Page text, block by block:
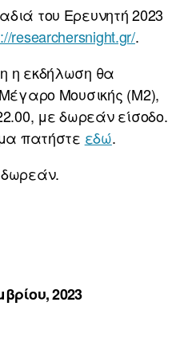
του Ερευνητή 2023
researchersnight.gr/.
η εκδήλωση θα
Μουσικής (Μ2),
με δωρεάν είσοδο.
πατήστε εδώ.
δωρεάν.
2023